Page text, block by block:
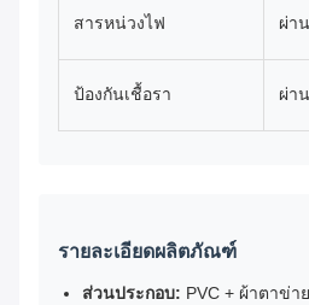
สารหน่วงไฟ ผ่าน
ป้องกันเชื้อรา ผ่าน
รายละเอียดผลิตภัณฑ์
ส่วนประกอบ: PVC + ผ้าตาข่า